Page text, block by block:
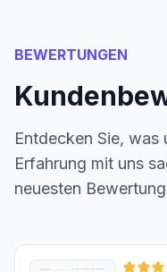
BEWERTUNGEN
Entdecken Sie, was
Erfahrung mit uns
neuesten